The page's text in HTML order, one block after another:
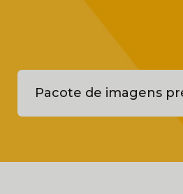
Pacote de imagens